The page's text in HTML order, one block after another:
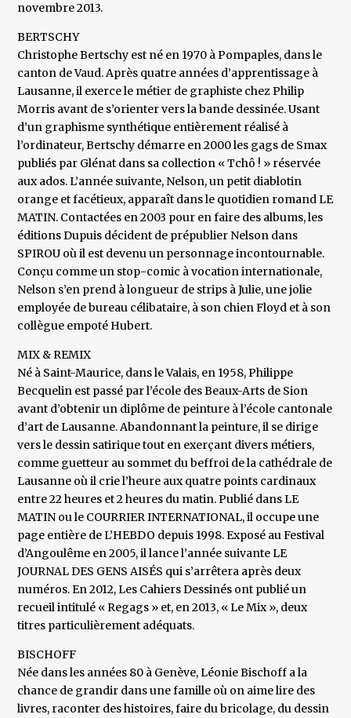
novembre 2013.
BERTSCHY
Christophe Bertschy est né en 1970 à Pompaples, dans le
canton de Vaud. Après quatre années d’apprentissage à
Lausanne, il exerce le métier de graphiste chez Philip
Morris avant de s’orienter vers la bande dessinée. Usant
d’un graphisme synthétique entièrement réalisé à
l’ordinateur, Bertschy démarre en 2000 les gags de Smax
publiés par Glénat dans sa collection « Tchô ! » réservée
aux ados. L’année suivante, Nelson, un petit diablotin
orange et facétieux, apparaît dans le quotidien romand LE
MATIN. Contactées en 2003 pour en faire des albums, les
éditions Dupuis décident de prépublier Nelson dans
SPIROU où il est devenu un personnage incontournable.
Conçu comme un stop-comic à vocation internationale,
Nelson s’en prend à longueur de strips à Julie, une jolie
employée de bureau célibataire, à son chien Floyd et à son
collègue empoté Hubert.
MIX & REMIX
Né à Saint-Maurice, dans le Valais, en 1958, Philippe
Becquelin est passé par l’école des Beaux-Arts de Sion
avant d’obtenir un diplôme de peinture à l’école cantonale
d’art de Lausanne. Abandonnant la peinture, il se dirige
vers le dessin satirique tout en exerçant divers métiers,
comme guetteur au sommet du beffroi de la cathédrale de
Lausanne où il crie l’heure aux quatre points cardinaux
entre 22 heures et 2 heures du matin. Publié dans LE
MATIN ou le COURRIER INTERNATIONAL, il occupe une
page entière de L’HEBDO depuis 1998. Exposé au Festival
d’Angoulême en 2005, il lance l’année suivante LE
JOURNAL DES GENS AISÉS qui s’arrêtera après deux
numéros. En 2012, Les Cahiers Dessinés ont publié un
recueil intitulé « Regags » et, en 2013, « Le Mix », deux
titres particulièrement adéquats.
BISCHOFF
Née dans les années 80 à Genève, Léonie Bischoff a la
chance de grandir dans une famille où on aime lire des
livres, raconter des histoires, faire du bricolage, du dessin